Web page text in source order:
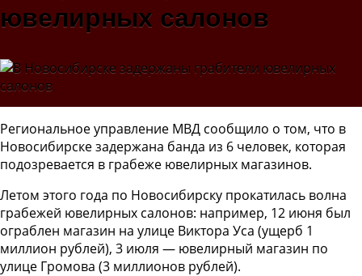
ювелирных салонов
Региональное управление МВД сообщило о том, что в
Новосибирске задержана банда из 6 человек, которая
подозревается в грабеже ювелирных магазинов.
Летом этого года по Новосибирску прокатилась волна
грабежей ювелирных салонов: например, 12 июня был
ограблен магазин на улице Виктора Уса (ущерб 1
миллион рублей), 3 июля — ювелирный магазин по
улице Громова (3 миллионов рублей).